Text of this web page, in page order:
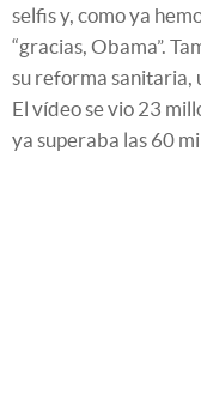
selfis y, como ya
“gracias, Obama”.
su reforma sanitaria,
El vídeo se vio 23
ya superaba las 60